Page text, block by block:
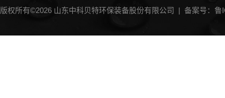
版权所有©2026 山东中科贝特环保装备股份有限公司 | 备案号：鲁